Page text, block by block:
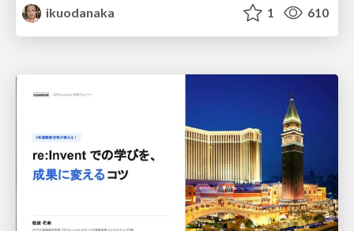
ikuodanaka
1 610